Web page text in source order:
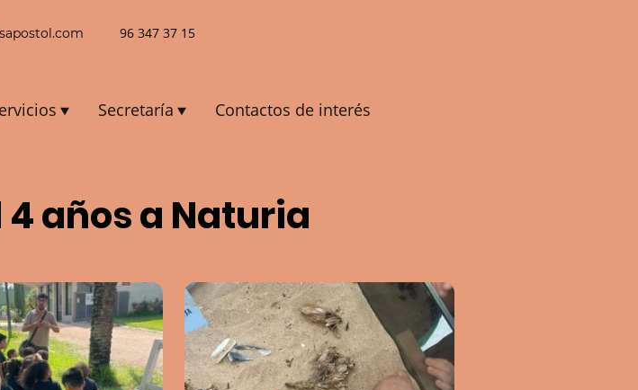
96 347 37 15
Secretaría Contactos de interés
años a Naturia